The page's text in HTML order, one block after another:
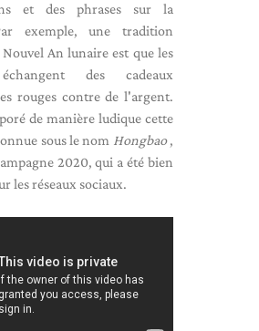
et des phrases sur la
exemple, une tradition
An lunaire est que les
des cadeaux
rouges contre de l'argent.
de manière ludique cette
sous le nom Hongbao,
2020, qui a été bien
les réseaux sociaux.